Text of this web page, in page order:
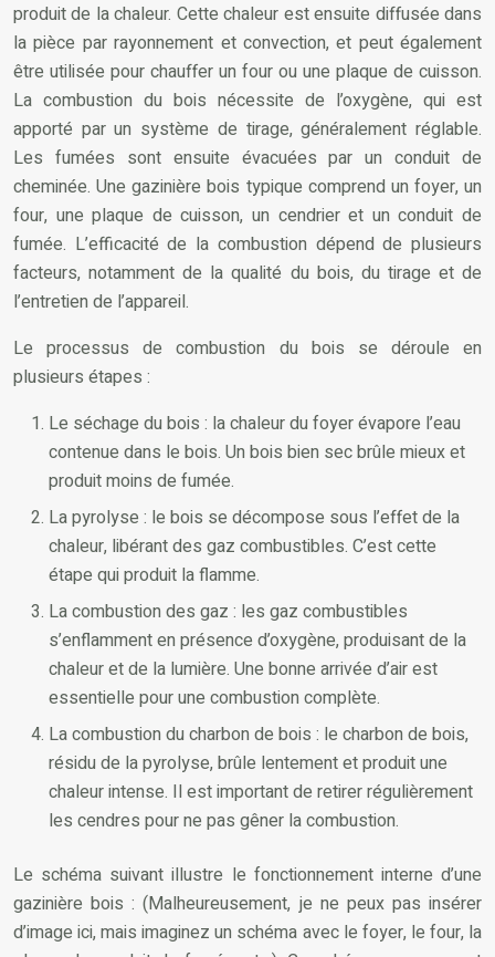
produit de la chaleur. Cette chaleur est ensuite diffusée dans
la pièce par rayonnement et convection, et peut également
être utilisée pour chauffer un four ou une plaque de cuisson.
La combustion du bois nécessite de l’oxygène, qui est
apporté par un système de tirage, généralement réglable.
Les fumées sont ensuite évacuées par un conduit de
cheminée. Une gazinière bois typique comprend un foyer, un
four, une plaque de cuisson, un cendrier et un conduit de
fumée. L’efficacité de la combustion dépend de plusieurs
facteurs, notamment de la qualité du bois, du tirage et de
l’entretien de l’appareil.
Le processus de combustion du bois se déroule en
plusieurs étapes :
Le séchage du bois : la chaleur du foyer évapore l’eau
contenue dans le bois. Un bois bien sec brûle mieux et
produit moins de fumée.
La pyrolyse : le bois se décompose sous l’effet de la
chaleur, libérant des gaz combustibles. C’est cette
étape qui produit la flamme.
La combustion des gaz : les gaz combustibles
s’enflamment en présence d’oxygène, produisant de la
chaleur et de la lumière. Une bonne arrivée d’air est
essentielle pour une combustion complète.
La combustion du charbon de bois : le charbon de bois,
résidu de la pyrolyse, brûle lentement et produit une
chaleur intense. Il est important de retirer régulièrement
les cendres pour ne pas gêner la combustion.
Le schéma suivant illustre le fonctionnement interne d’une
gazinière bois : (Malheureusement, je ne peux pas insérer
d’image ici, mais imaginez un schéma avec le foyer, le four, la